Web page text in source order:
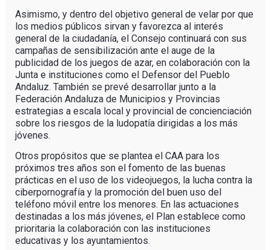
Asimismo, y dentro del objetivo general de velar por que
los medios públicos sirvan y favorezca al interés
general de la ciudadanía, el Consejo continuará con sus
campañas de sensibilización ante el auge de la
publicidad de los juegos de azar, en colaboración con la
Junta e instituciones como el Defensor del Pueblo
Andaluz. También se prevé desarrollar junto a la
Federación Andaluza de Municipios y Provincias
estrategias a escala local y provincial de concienciación
sobre los riesgos de la ludopatía dirigidas a los más
jóvenes.
Otros propósitos que se plantea el CAA para los
próximos tres años son el fomento de las buenas
prácticas en el uso de los videojuegos, la lucha contra la
ciberpornografía y la promoción del buen uso del
teléfono móvil entre los menores. En las actuaciones
destinadas a los más jóvenes, el Plan establece como
prioritaria la colaboración con las instituciones
educativas y los ayuntamientos.